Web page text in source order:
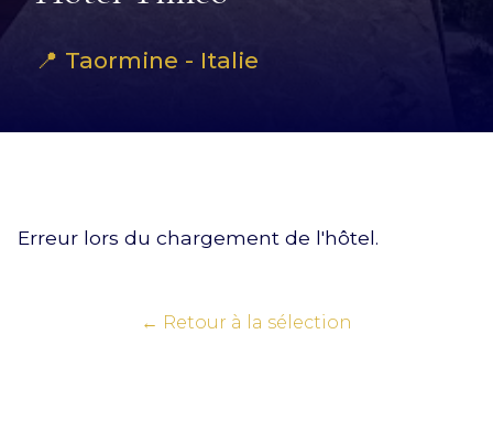
📍 Taormine - Italie
Erreur lors du chargement de l'hôtel.
← Retour à la sélection